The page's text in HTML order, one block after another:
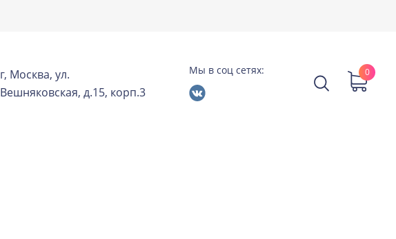
г, Москва, ул.
Вешняковская, д.15, корп.3
Мы в соц сетях: 0